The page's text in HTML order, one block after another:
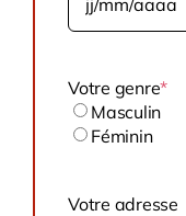
slash
slash
AAAA
Votre genre*
Masculin
Féminin
Votre adresse